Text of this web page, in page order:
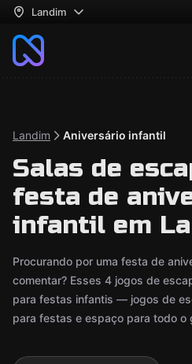
Landim
Landim Aniversário infantil
Salas de
festa de
infantil em
Procurando por uma festa de
comentar? Esses 4 jogos de
para festas infantis — jogos de
para festas e espaço para todo o